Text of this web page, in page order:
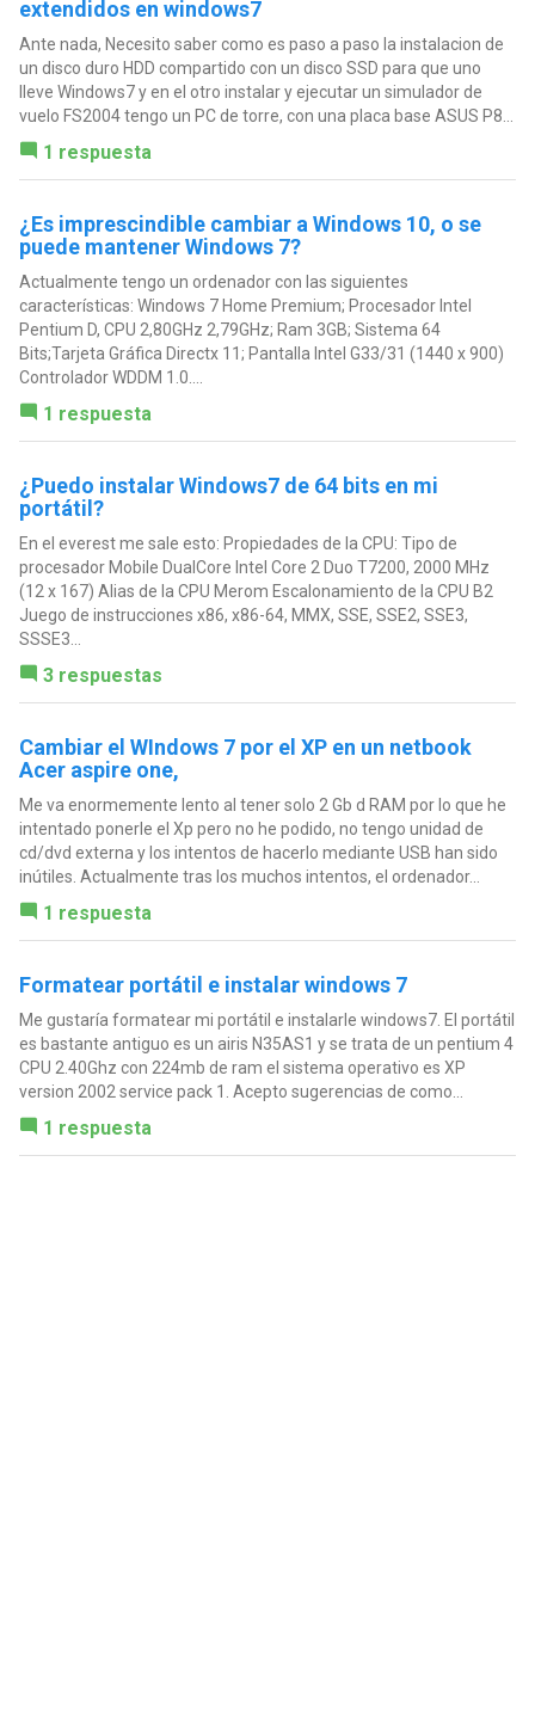
extendidos en windows7
Ante nada, Necesito saber como es paso a paso la instalacion de
un disco duro HDD compartido con un disco SSD para que uno
lleve Windows7 y en el otro instalar y ejecutar un simulador de
vuelo FS2004 tengo un PC de torre, con una placa base ASUS P8...
1 respuesta
¿Es imprescindible cambiar a Windows 10, o se
puede mantener Windows 7?
Actualmente tengo un ordenador con las siguientes
características: Windows 7 Home Premium; Procesador Intel
Pentium D, CPU 2,80GHz 2,79GHz; Ram 3GB; Sistema 64
Bits;Tarjeta Gráfica Directx 11; Pantalla Intel G33/31 (1440 x 900)
Controlador WDDM 1.0....
1 respuesta
¿Puedo instalar Windows7 de 64 bits en mi
portátil?
En el everest me sale esto: Propiedades de la CPU: Tipo de
procesador Mobile DualCore Intel Core 2 Duo T7200, 2000 MHz
(12 x 167) Alias de la CPU Merom Escalonamiento de la CPU B2
Juego de instrucciones x86, x86-64, MMX, SSE, SSE2, SSE3,
SSSE3...
3 respuestas
Cambiar el WIndows 7 por el XP en un netbook
Acer aspire one,
Me va enormemente lento al tener solo 2 Gb d RAM por lo que he
intentado ponerle el Xp pero no he podido, no tengo unidad de
cd/dvd externa y los intentos de hacerlo mediante USB han sido
inútiles. Actualmente tras los muchos intentos, el ordenador...
1 respuesta
Formatear portátil e instalar windows 7
Me gustaría formatear mi portátil e instalarle windows7. El portátil
es bastante antiguo es un airis N35AS1 y se trata de un pentium 4
CPU 2.40Ghz con 224mb de ram el sistema operativo es XP
version 2002 service pack 1. Acepto sugerencias de como...
1 respuesta